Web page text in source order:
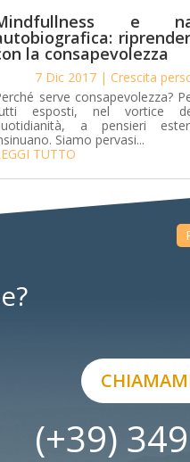
e
la consapevolezza
7 Dic 2017 | Crescita
serve consapevolezza?
esposti, nel vortice
a pensieri
Siamo pervasi...
TUTTO
(+39)